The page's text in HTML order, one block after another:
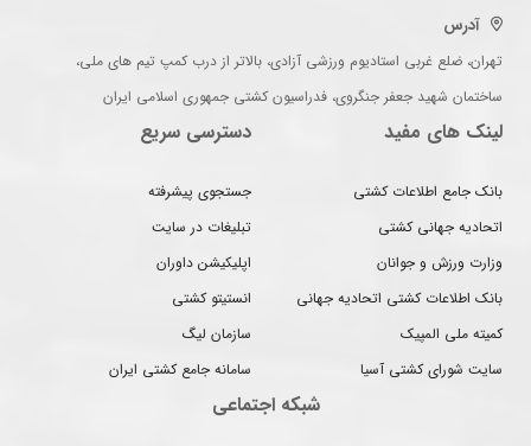
آدرس
تهران، ضلع غربی استادیوم ورزشی آزادی، بالاتر از درب کمپ تیم های ملی،
ساختمان شهید جعفر جنگروی، فدراسیون کشتی جمهوری اسلامی ایران
لینک های مفید
بانک جامع اطلاعات کشتی
اتحادیه جهانی کشتی
وزارت ورزش و جوانان
بانک اطلاعات کشتی اتحادیه جهانی
کمیته ملی المپیک
سایت شورای کشتی آسیا
دسترسی سریع
جستجوی پیشرفته
تبلیغات در سایت
اپلیکیشن داوران
انستیتو کشتی
سازمان لیگ
سامانه جامع کشتی ایران
شبکه اجتماعی